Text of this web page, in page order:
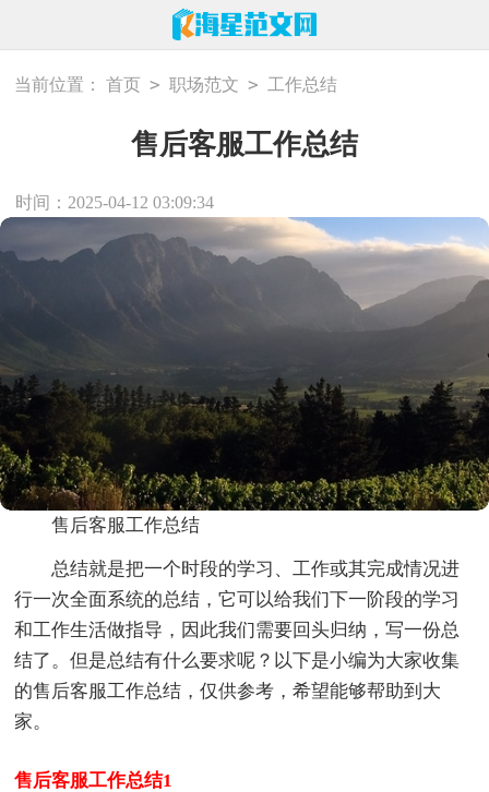
当前位置： 首页 > 职场范文 > 工作总结
售后客服工作总结
时间：2025-04-12 03:09:34
售后客服工作总结
总结就是把一个时段的学习、工作或其完成情况进
行一次全面系统的总结，它可以给我们下一阶段的学习
和工作生活做指导，因此我们需要回头归纳，写一份总
结了。但是总结有什么要求呢？以下是小编为大家收集
的售后客服工作总结，仅供参考，希望能够帮助到大
家。
售后客服工作总结1